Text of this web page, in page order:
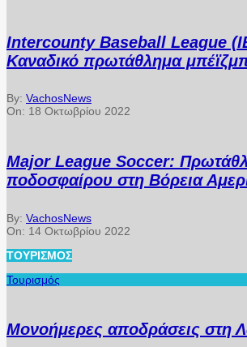
Intercounty Baseball League
Καναδικό πρωτάθλημα
By: VachosNews
On: 18 Οκτωβρίου 2022
Major League Soccer:
ποδοσφαίρου στη Βόρεια
By: VachosNews
On: 14 Οκτωβρίου 2022
ΤΟΥΡΙΣΜΌΣ
Τουρισμός
Μονοήμερες αποδράσεις στη